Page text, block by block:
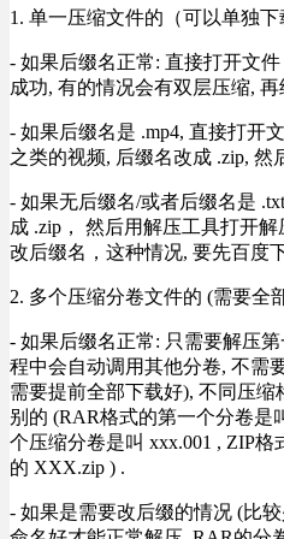
1. 单一压缩文件的（可以单独
- 如果后缀名正常: 直接打开文
成功, 有的情况会有双层压缩,
- 如果后缀名是 .mp4, 直接打开
之类的视频, 后缀名改成 .zip, 然
- 如果无后缀名/或者后缀名是
成 .zip， 然后用解压工具打开
改后缀名，这种情况, 要先百度
2. 多个压缩分卷文件的 (需要全
- 如果后缀名正常: 只需要解压
程中会自动调用其他分卷, 不需
需要提前全部下载好), 不同压
别的 (RAR格式的第一个分卷是
个压缩分卷是叫 xxx.001 , ZIP
的 XXX.zip ) .
- 如果是需要改后缀的情况 (比